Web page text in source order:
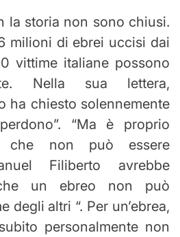
la storia non sono chiusi.
milioni di ebrei uccisi dai
vittime italiane possono
Nella sua lettera,
ha chiesto solennemente
“Ma è proprio
che non può essere
Filiberto avrebbe
un ebreo non può
degli altri “. Per un’ebrea,
personalmente non